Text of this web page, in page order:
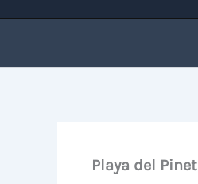
Playa del Pinet